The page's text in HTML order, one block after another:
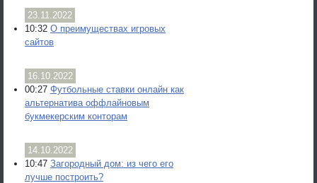
23.11.2022
10:32 О преимуществах игровых
сайтов
16.10.2022
00:27 Футбольные ставки онлайн как
альтернатива оффлайновым
букмекерским конторам
14.10.2022
10:47 Загородный дом: из чего его
лучше построить?